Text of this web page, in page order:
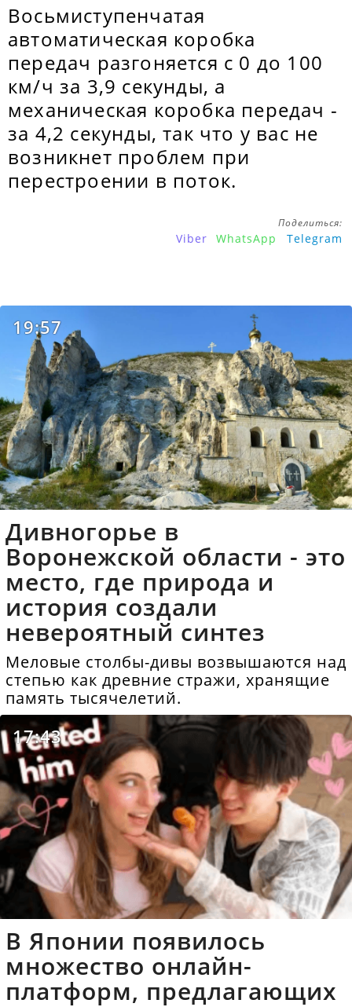
Восьмиступенчатая
автоматическая коробка
передач разгоняется с 0 до 100
км/ч за 3,9 секунды, а
механическая коробка передач -
за 4,2 секунды, так что у вас не
возникнет проблем при
перестроении в поток.
Поделиться:
Viber WhatsApp Telegram
19:57
Дивногорье в
Воронежской области - это
место, где природа и
история создали
невероятный синтез
Меловые столбы-дивы возвышаются над
степью как древние стражи, хранящие
память тысячелетий.
17:43
В Японии появилось
множество онлайн-
платформ, предлагающих